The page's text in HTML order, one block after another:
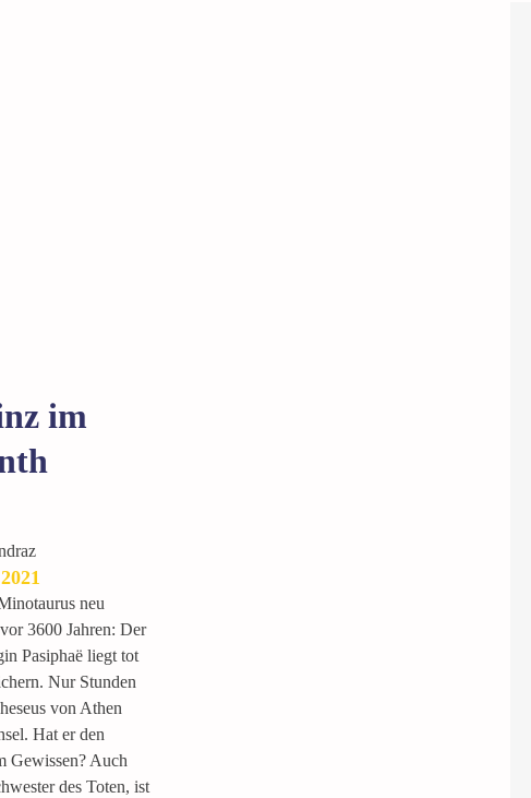
im
neu
3600 Jahren: Der
Pasiphaë liegt tot
Nur Stunden
von Athen
Hat er den
Gewissen? Auch
des Toten, ist